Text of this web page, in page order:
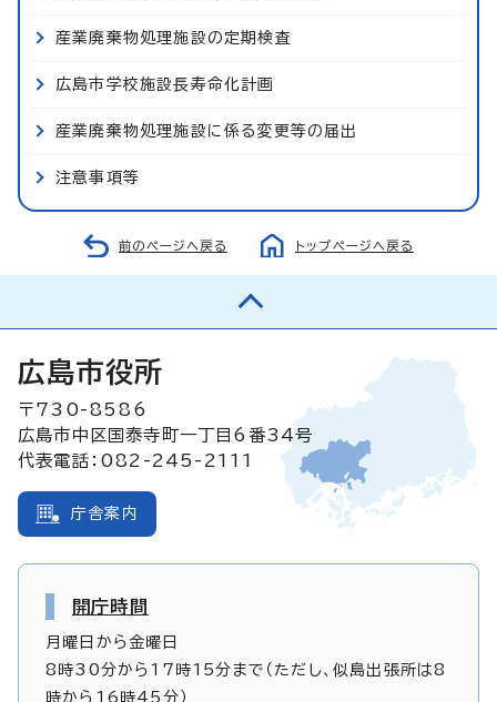
産業廃棄物処理施設の定期検査
広島市学校施設長寿命化計画
産業廃棄物処理施設に係る変更等の届出
注意事項等
前のページへ戻る トップページへ戻る
広島市役所
〒730-8586
広島市中区国泰寺町一丁目6番34号
代表電話：082-245-2111
庁舎案内
開庁時間
月曜日から金曜日
8時30分から17時15分まで（ただし、似島出張所は8
時から16時45分）